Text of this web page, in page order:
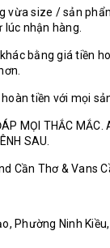
vừa size / sản
nhận hàng.
bằng giá tiền
tiền với mọi
MỌI THẮC MẮC.
SAU.
Cần Thơ & Vans
Phường Ninh